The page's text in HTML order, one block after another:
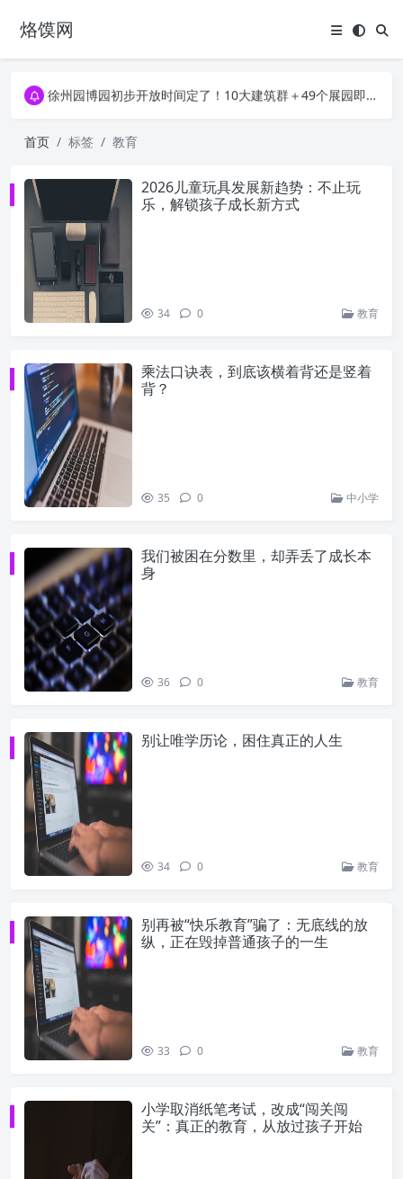
烙馍网16796个OpenClaw Skills合集下载｜总2.7G，压缩后仅738M，覆盖全场景技能
徐州园博园初步开放时间定了！10大建筑群＋49个展园即将亮相！
徐州园博园初步开放时间定了！10大建筑群＋49个展园即将亮相！
首页 标签 教育
2026儿童玩具发展新趋势：不止玩
乐，解锁孩子成长新方式
34 0 教育
乘法口诀表，到底该横着背还是竖着
背？
35 0 中小学
我们被困在分数里，却弄丢了成长本
身
36 0 教育
别让唯学历论，困住真正的人生
34 0 教育
别再被“快乐教育”骗了：无底线的放
纵，正在毁掉普通孩子的一生
33 0 教育
小学取消纸笔考试，改成“闯关闯
关”：真正的教育，从放过孩子开始